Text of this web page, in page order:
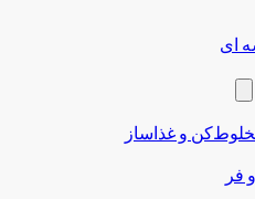
ای
و غذاساز
فر